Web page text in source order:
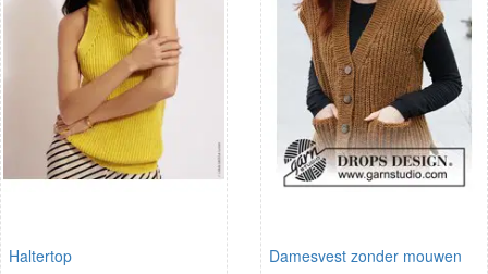
Haltertop Damesvest zonder mouwen